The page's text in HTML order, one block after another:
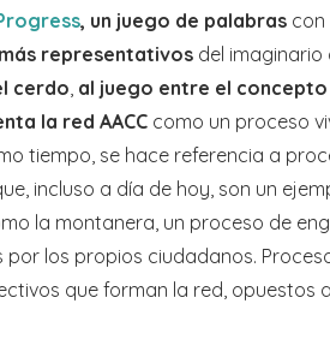
, un juego de palabras con
representativos del imaginario
cerdo al juego entre el
la red AACC como un proceso
tiempo, se hace referencia a
incluso a día de hoy, son un
la montanera, un proceso de
los propios ciudadanos.
que forman la red, opuestos